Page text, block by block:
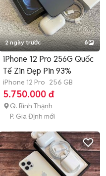
2 ngày trước 6
iPhone 12 Pro 256G Quốc
Tế Zin Đẹp Pin 93%
iPhone 12 Pro 256 GB
5.750.000 đ
Q. Bình Thạnh
P. Gia Định mới